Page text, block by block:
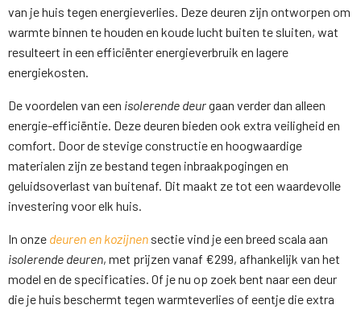
van je huis tegen energieverlies. Deze deuren zijn ontworpen om
warmte binnen te houden en koude lucht buiten te sluiten, wat
resulteert in een efficiënter energieverbruik en lagere
energiekosten.
De voordelen van een isolerende deurgaan verder dan alleen
energie-efficiëntie. Deze deuren bieden ook extra veiligheid en
comfort. Door de stevige constructie en hoogwaardige
materialen zijn ze bestand tegen inbraakpogingen en
geluidsoverlast van buitenaf. Dit maakt ze tot een waardevolle
investering voor elk huis.
In onze deuren en kozijnen sectie vind je een breed scala aan
isolerende deuren, met prijzen vanaf €299, afhankelijk van het
model en de specificaties. Of je nu op zoek bent naar een deur
die je huis beschermt tegen warmteverlies of eentje die extra